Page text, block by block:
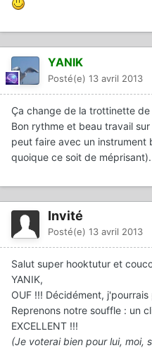
YANIK
Posté(e) 13 avril 2013
Ça change de la trottinette de
Bon rythme et beau travail
peut faire avec un instrument
quoique ce soit de méprisant).
Invité
Posté(e) 13 avril 2013
Salut super hooktutur et
YANIK,
OUF !!! Décidément,
Reprenons notre souffle : un
EXCELLENT !!!
(Je voterai bien pour lui, moi,